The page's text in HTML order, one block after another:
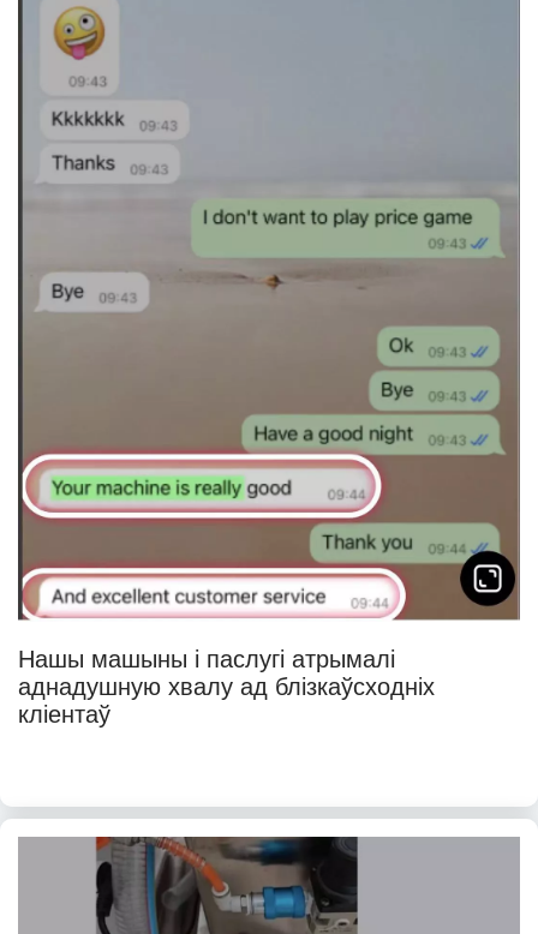
Нашы машыны і паслугі атрымалі
аднадушную хвалу ад блізкаўсходніх
кліентаў